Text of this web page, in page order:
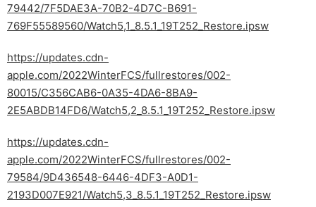
79442/7F5DAE3A-70B2-4D7C-B691-
769F55589560/Watch5,1_8.5.1_19T252_Restore.ipsw
https://updates.cdn-
apple.com/2022WinterFCS/fullrestores/002-
80015/C356CAB6-0A35-4DA6-8BA9-
2E5ABDB14FD6/Watch5,2_8.5.1_19T252_Restore.ipsw
https://updates.cdn-
apple.com/2022WinterFCS/fullrestores/002-
79584/9D436548-6446-4DF3-A0D1-
2193D007E921/Watch5,3_8.5.1_19T252_Restore.ipsw